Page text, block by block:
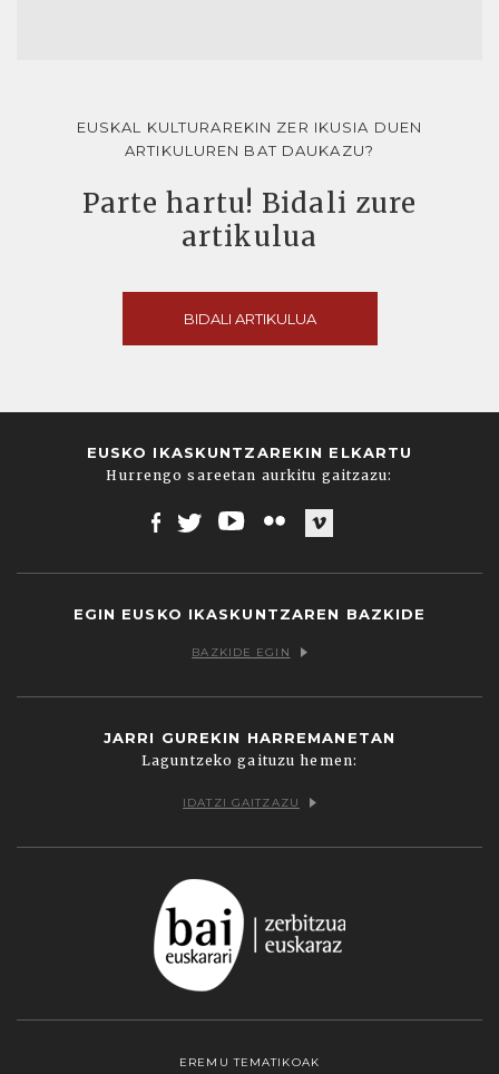
EUSKAL KULTURAREKIN ZER IKUSIA DUEN
ARTIKULUREN BAT DAUKAZU?
Parte hartu! Bidali zure
artikulua
BIDALI ARTIKULUA
EUSKO IKASKUNTZAREKIN ELKARTU
Hurrengo sareetan aurkitu gaitzazu:
EGIN EUSKO IKASKUNTZAREN BAZKIDE
BAZKIDE EGIN
JARRI GUREKIN HARREMANETAN
Laguntzeko gaituzu hemen:
IDATZI GAITZAZU
EREMU TEMATIKOAK